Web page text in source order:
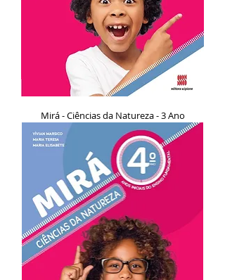
Mirá - Ciências da Natureza - 3 Ano